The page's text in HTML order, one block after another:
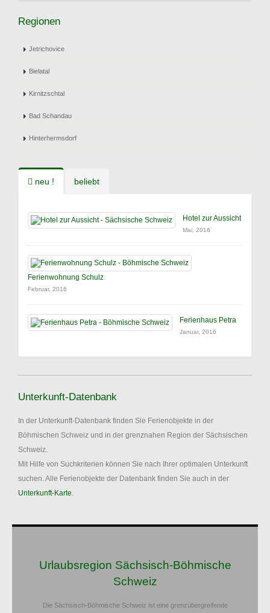
Regionen
Jetrichovice
Bielatal
Kirnitzschtal
Bad Schandau
Hinterhermsdorf
neu ! beliebt
Hotel zur Aussicht
Mai, 2016
Ferienwohnung Schulz
Februar, 2016
Ferienhaus Petra
Januar, 2016
Unterkunft-Datenbank
In der Unterkunft-Datenbank finden Sie Ferienobjekte in der
Böhmischen Schweiz und in der grenznahen Region der Sächsischen
Schweiz.
Mit Hilfe von Suchkriterien können Sie nach Ihrer optimalen Unterkunft
suchen. Alle Ferienobjekte der Datenbank finden Sie auch in der
Unterkunft-Karte.
Urlaubsregion Sächsisch-Böhmische
Schweiz
Die Sächsisch-Böhmische Schweiz ist eine grenzübergreifende